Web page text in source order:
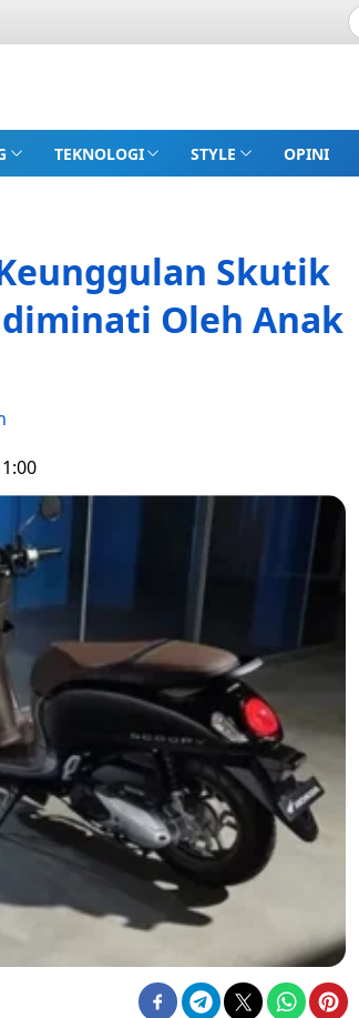
TEKNOLOGI STYLE OPINI
Skutik
Oleh Anak